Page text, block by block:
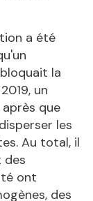
a été
la
un
que
les
Au total, il
des
ont
des